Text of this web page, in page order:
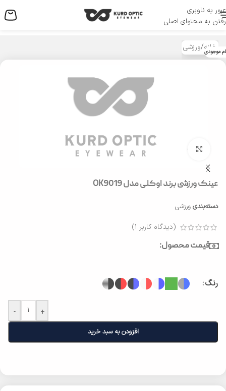
عبور به ناوبری
رفتن به محتوای اصلی
منو
خانه/ورزشی موجودی
بزرگنمایی تصویر
عینک ورزشی برند اوکلی مدل OK9019
دسته‌بندی ورزشی
(دیدگاه کاربر 1
)
قیمت محصول:
رنگ
- +
افزودن به سبد خرید